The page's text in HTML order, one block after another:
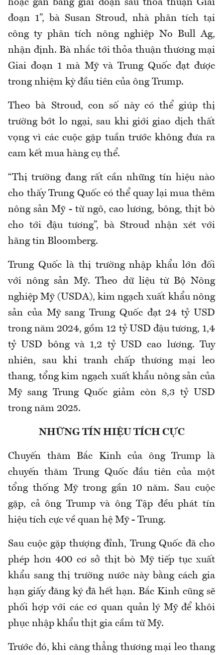
hoặc gần bằng giai đoạn sau thỏa thuận Giai
đoạn 1”, bà Susan Stroud, nhà phân tích tại
công ty phân tích nông nghiệp No Bull Ag,
nhận định. Bà nhắc tới thỏa thuận thương mại
Giai đoạn 1 mà Mỹ và Trung Quốc đạt được
trong nhiệm kỳ đầu tiên của ông Trump.
Theo bà Stroud, con số này có thể giúp thị
trường bớt lo ngại, sau khi giới giao dịch thất
vọng vì các cuộc gặp tuần trước không đưa ra
cam kết mua hàng cụ thể.
“Thị trường đang rất cần những tín hiệu nào
cho thấy Trung Quốc có thể quay lại mua thêm
nông sản Mỹ - từ ngô, cao lương, bông, thịt bò
cho tới đậu tương”, bà Stroud nhận xét với
hãng tin Bloomberg.
Trung Quốc là thị trường nhập khẩu lớn đối
với nông sản Mỹ. Theo dữ liệu từ Bộ Nông
nghiệp Mỹ (USDA), kim ngạch xuất khẩu nông
sản của Mỹ sang Trung Quốc đạt 24 tỷ USD
trong năm 2024, gồm 12 tỷ USD đậu tương, 1,4
tỷ USD bông và 1,2 tỷ USD cao lương. Tuy
nhiên, sau khi tranh chấp thương mại leo
thang, tổng kim ngạch xuất khẩu nông sản của
Mỹ sang Trung Quốc giảm còn 8,3 tỷ USD
trong năm 2025.
NHỮNG TÍN HIỆU TÍCH CỰC
Chuyến thăm Bắc Kinh của ông Trump là
chuyến thăm Trung Quốc đầu tiên của một
tổng thống Mỹ trong gần 10 năm. Sau cuộc
gặp, cả ông Trump và ông Tập đều phát tín
hiệu tích cực về quan hệ Mỹ - Trung.
Sau cuộc gặp thượng đỉnh, Trung Quốc đã cho
phép hơn 400 cơ sở thịt bò Mỹ tiếp tục xuất
khẩu sang thị trường nước này bằng cách gia
hạn giấy đăng ký đã hết hạn. Bắc Kinh cũng sẽ
phối hợp với các cơ quan quản lý Mỹ để khôi
phục nhập khẩu thịt gia cầm từ Mỹ.
Trước đó, khi căng thẳng thương mại leo thang